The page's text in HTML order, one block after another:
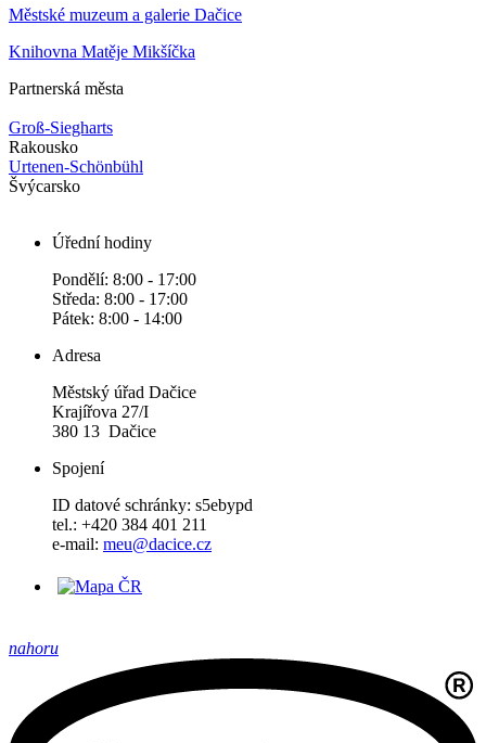
Městské muzeum a galerie Dačice
Knihovna Matěje Mikšíčka
Partnerská města
Groß-Siegharts
Rakousko
Urtenen-Schönbühl
Švýcarsko
Úřední hodiny
Pondělí: 8:00 - 17:00
Středa: 8:00 - 17:00
Pátek: 8:00 - 14:00
Adresa
Městský úřad Dačice
Krajířova 27/I
380 13 Dačice
Spojení
ID datové schránky: s5ebypd
tel.: +420 384 401 211
e-mail: meu@dacice.cz
nahoru